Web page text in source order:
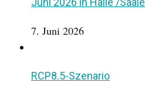
7. Juni 2026
RCP8.5-Szenario